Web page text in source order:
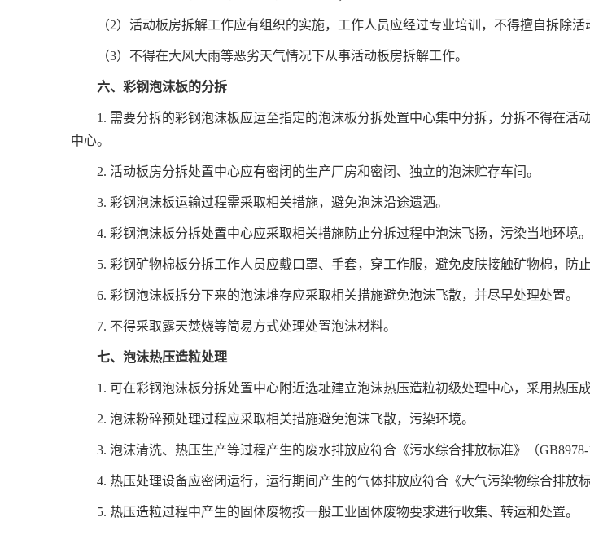
（2）活动板房拆解工作应有组织的实施，工作人员应经过专业培训，不得擅自拆除活
（3）不得在大风大雨等恶劣天气情况下从事活动板房拆解工作。
六、彩钢泡沫板的分拆
1. 需要分拆的彩钢泡沫板应运至指定的泡沫板分拆处置中心集中分拆，分拆不得在
中心。
2. 活动板房分拆处置中心应有密闭的生产厂房和密闭、独立的泡沫贮存车间。
3. 彩钢泡沫板运输过程需采取相关措施，避免泡沫沿途遗洒。
4. 彩钢泡沫板分拆处置中心应采取相关措施防止分拆过程中泡沫飞扬，污染当地环境。
5. 彩钢矿物棉板分拆工作人员应戴口罩、手套，穿工作服，避免皮肤接触矿物棉，防止
6. 彩钢泡沫板拆分下来的泡沫堆存应采取相关措施避免泡沫飞散，并尽早处理处置。
7. 不得采取露天焚烧等简易方式处理处置泡沫材料。
七、泡沫热压造粒处理
1. 可在彩钢泡沫板分拆处置中心附近选址建立泡沫热压造粒初级处理中心，采用热压
2. 泡沫粉碎预处理过程应采取相关措施避免泡沫飞散，污染环境。
3. 泡沫清洗、热压生产等过程产生的废水排放应符合《污水综合排放标准》（GB8978-
4. 热压处理设备应密闭运行，运行期间产生的气体排放应符合《大气污染物综合排放标
5. 热压造粒过程中产生的固体废物按一般工业固体废物要求进行收集、转运和处置。